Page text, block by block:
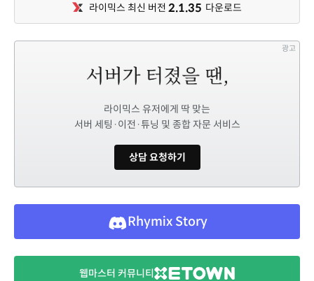
라이믹스 최신 버전 2.1.35 다운로드
광고
라이믹스 유저에게 딱 맞는
서버 세팅·이전·튜닝 및 종합 자문 서비스
상담 요청하기
Rhymix Story
웹마스터 커뮤니티